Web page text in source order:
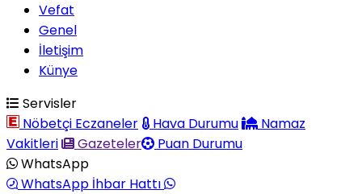
Vefat
Genel
İletişim
Künye
Servisler
Nöbetçi Eczaneler
Hava Durumu
Namaz
Vakitleri
Gazeteler
Puan Durumu
WhatsApp
WhatsApp İhbar Hattı